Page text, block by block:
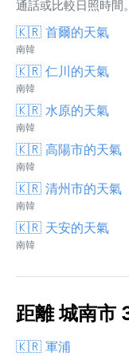
通話或比較日照時間。
🇰🇷 首爾的天氣
南韓
🇰🇷 仁川的天氣
南韓
🇰🇷 水原的天氣
南韓
🇰🇷 高陽市的天氣
南韓
🇰🇷 清州市的天氣
南韓
🇰🇷 天安的天氣
南韓
距離 城南市
🇰🇷 軍浦